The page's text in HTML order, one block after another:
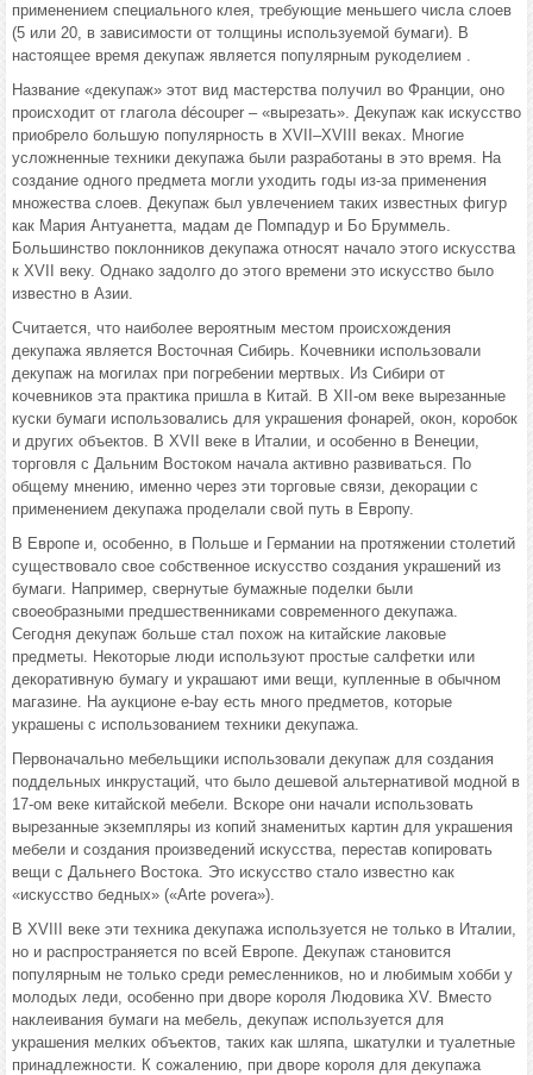
применением специального клея, требующие меньшего числа слоев
(5 или 20, в зависимости от толщины используемой бумаги). В
настоящее время декупаж является популярным рукоделием .
Название «декупаж» этот вид мастерства получил во Франции, оно
происходит от глагола découper – «вырезать». Декупаж как искусство
приобрело большую популярность в XVII–XVIII веках. Многие
усложненные техники декупажа были разработаны в это время. На
создание одного предмета могли уходить годы из-за применения
множества слоев. Декупаж был увлечением таких известных фигур
как Мария Антуанетта, мадам де Помпадур и Бо Бруммель.
Большинство поклонников декупажа относят начало этого искусства
к XVII веку. Однако задолго до этого времени это искусство было
известно в Азии.
Считается, что наиболее вероятным местом происхождения
декупажа является Восточная Сибирь. Кочевники использовали
декупаж на могилах при погребении мертвых. Из Сибири от
кочевников эта практика пришла в Китай. В XII-ом веке вырезанные
куски бумаги использовались для украшения фонарей, окон, коробок
и других объектов. В XVII веке в Италии, и особенно в Венеции,
торговля с Дальним Востоком начала активно развиваться. По
общему мнению, именно через эти торговые связи, декорации с
применением декупажа проделали свой путь в Европу.
В Европе и, особенно, в Польше и Германии на протяжении столетий
существовало свое собственное искусство создания украшений из
бумаги. Например, свернутые бумажные поделки были
своеобразными предшественниками современного декупажа.
Сегодня декупаж больше стал похож на китайские лаковые
предметы. Некоторые люди используют простые салфетки или
декоративную бумагу и украшают ими вещи, купленные в обычном
магазине. На аукционе e-bay есть много предметов, которые
украшены с использованием техники декупажа.
Первоначально мебельщики использовали декупаж для создания
поддельных инкрустаций, что было дешевой альтернативой модной в
17-ом веке китайской мебели. Вскоре они начали использовать
вырезанные экземпляры из копий знаменитых картин для украшения
мебели и создания произведений искусства, перестав копировать
вещи с Дальнего Востока. Это искусство стало известно как
«искусство бедных» («Arte povera»).
В XVIII веке эти техника декупажа используется не только в Италии,
но и распространяется по всей Европе. Декупаж становится
популярным не только среди ремесленников, но и любимым хобби у
молодых леди, особенно при дворе короля Людовика XV. Вместо
наклеивания бумаги на мебель, декупаж используется для
украшения мелких объектов, таких как шляпа, шкатулки и туалетные
принадлежности. К сожалению, при дворе короля для декупажа